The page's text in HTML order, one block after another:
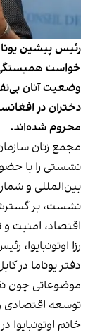
رئیس پیشین
خواست همبستگی
وضعیت آنان
دختران در
محروم شده‌اند.
مجمع زنان
نشستی را با
بین‌المللی و
نشست، بر
اقتصاد، امنیت
رزا
دفتر یوناما در
موضوعاتی چون
توسعه اقتصادی
خانم